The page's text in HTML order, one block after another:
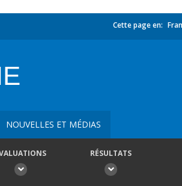
Cette page en:
NOUVELLES ET MÉDIAS
RÉSULTATS